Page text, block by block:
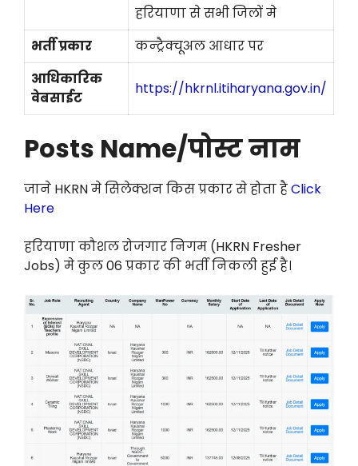
हरियाणा से सभी जिलों मे
भर्ती प्रकार
कन्ट्रैक्चूअल आधार पर
आधिकारिक
वेबसाईट
https://hkrnl.itiharyana.gov.in/
Posts Name/पोस्ट नाम
जाने HKRN मे सिलेक्शन किस प्रकार से होता हैClick
Here
हरियाणा कौशल रोजगार निगम (HKRN Fresher
Jobs) मे कुल 06 प्रकार की भर्ती निकली हुई है।